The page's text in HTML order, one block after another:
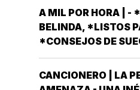
ARMAS MÁS
PUESTA EN LA
DOMINGO 6 DE
ENTRANTE *EL
A MIL POR HORA | -
BELINDA, *LISTOS
*CONSEJOS DE
DE NAHLE...
CANCIONERO | LA